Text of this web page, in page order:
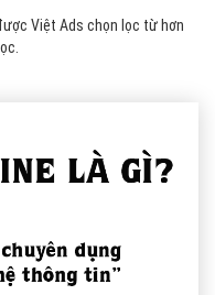
Việt Ads chọn lọc từ hơn